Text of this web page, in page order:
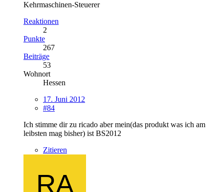
Kehrmaschinen-Steuerer
Reaktionen
2
Punkte
267
Beiträge
53
Wohnort
Hessen
17. Juni 2012
#84
Ich stimme dir zu ricado aber mein(das produkt was ich am
leibsten mag bisher) ist BS2012
Zitieren